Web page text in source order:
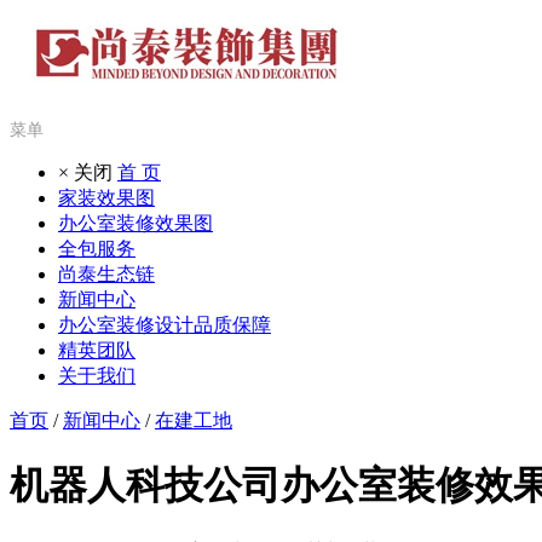
菜单
× 关闭 首 页
家装效果图
办公室装修效果图
全包服务
尚泰生态链
新闻中心
办公室装修设计品质保障
精英团队
关于我们
首页 / 新闻中心 /在建工地
机器人科技公司办公室装修效